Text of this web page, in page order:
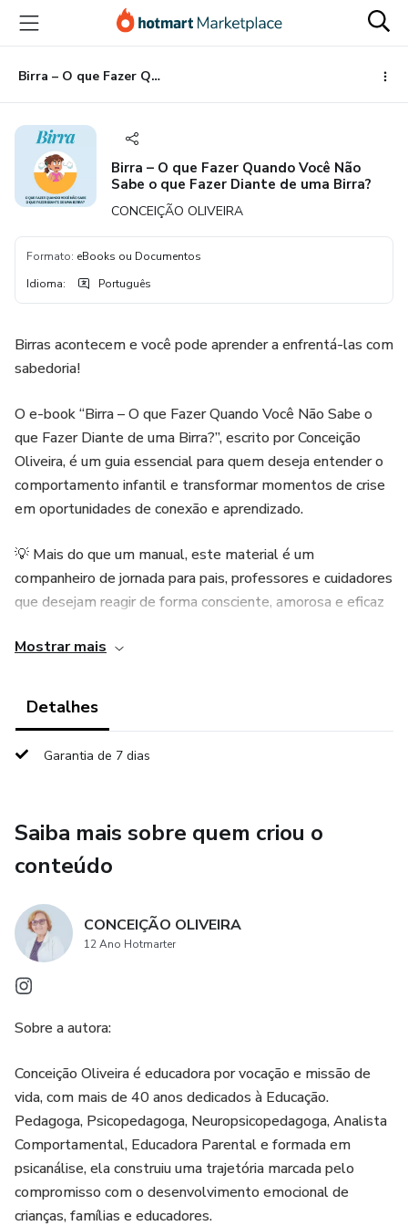
para
conteúdo
principal
para
pagamento
para
rodapé
Birra – O que Fazer Quando Você Não Sabe o que Fazer Diante de uma Birra?
Birra – O que Fazer Quando Você Não
Sabe o que Fazer Diante de uma Birra?
CONCEIÇÃO OLIVEIRA
Formato: eBooks ou Documentos
Idioma: Português
Birras acontecem e você pode aprender a enfrentá-las com
sabedoria!
O e-book “Birra – O que Fazer Quando Você Não Sabe o
que Fazer Diante de uma Birra?”, escrito por Conceição
Oliveira, é um guia essencial para quem deseja entender o
comportamento infantil e transformar momentos de crise
em oportunidades de conexão e aprendizado.
💡 Mais do que um manual, este material é um
companheiro de jornada para pais, professores e cuidadores
que desejam reagir de forma consciente, amorosa e eficaz
✨ Por que as birras acontecem e o que elas revelam sobre
💬 O que dizer (e o que evitar dizer) durante uma crise
💗 Estratégias práticas para acalmar a criança e manter o
controle emocional
🎯 Como prevenir birras e fortalecer o vínculo afetivo
Escrito em linguagem simples e acessível, o livro traz
perder a autoridade.
Perfeito para:
👩‍👧 Pais e mães
👩‍🏫 Educadores e professores
Mostrar mais
Detalhes
Garantia de 7 dias
Saiba mais sobre quem criou o
conteúdo
CONCEIÇÃO OLIVEIRA
12 Ano Hotmarter
Sobre a autora:
Conceição Oliveira é educadora por vocação e missão de
vida, com mais de 40 anos dedicados à Educação.
Pedagoga, Psicopedagoga, Neuropsicopedagoga, Analista
Comportamental, Educadora Parental e formada em
psicanálise, ela construiu uma trajetória marcada pelo
compromisso com o desenvolvimento emocional de
crianças, famílias e educadores.